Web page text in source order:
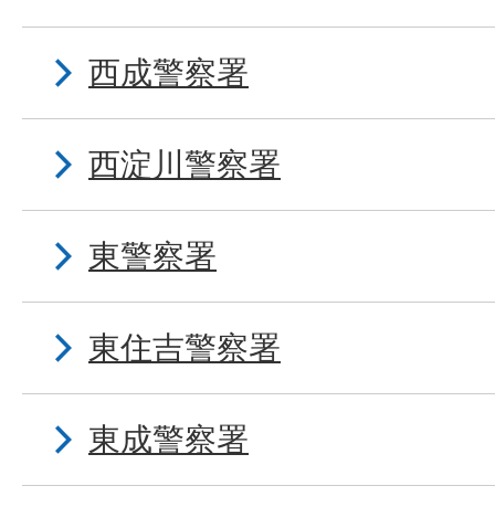
西成警察署
西淀川警察署
東警察署
東住吉警察署
東成警察署